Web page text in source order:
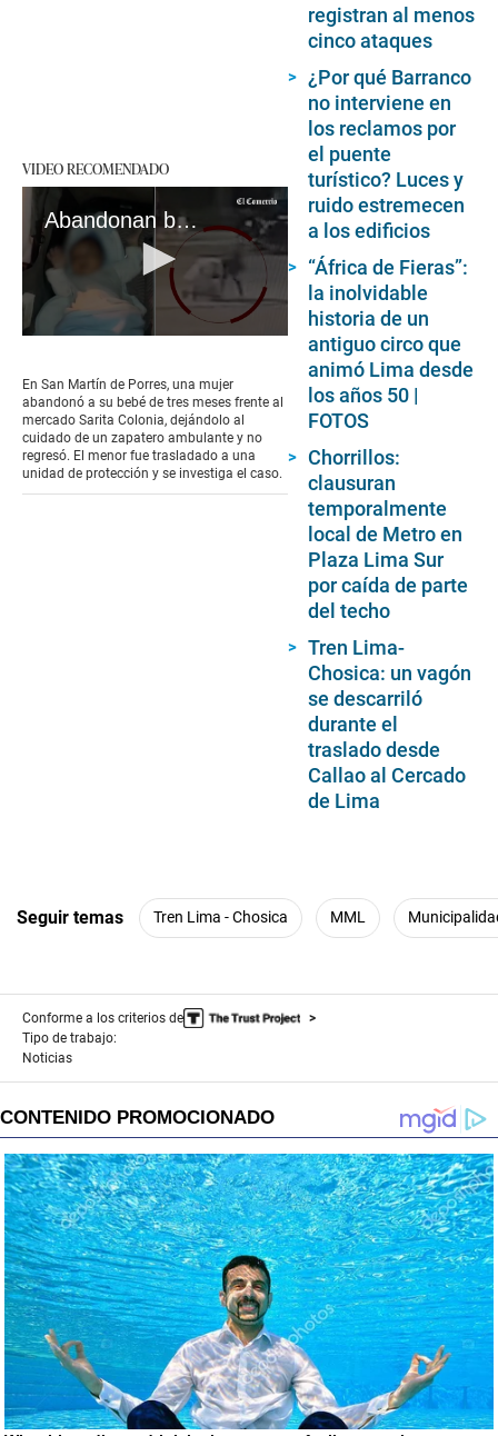
VIDEO RECOMENDADO
Abandonan bebé de tres meses frente al mercado Sarita Colonia en San Martín de Porres
of
1
minute,
45
seconds
En San Martín de Porres, una mujer
abandonó a su bebé de tres meses frente al
mercado Sarita Colonia, dejándolo al
cuidado de un zapatero ambulante y no
regresó. El menor fue trasladado a una
unidad de protección y se investiga el caso.
registran al menos
cinco ataques
¿Por qué Barranco
no interviene en
los reclamos por
el puente
turístico? Luces y
ruido estremecen
a los edificios
“África de Fieras”:
la inolvidable
historia de un
antiguo circo que
animó Lima desde
los años 50 |
FOTOS
Chorrillos:
clausuran
temporalmente
local de Metro en
Plaza Lima Sur
por caída de parte
del techo
Tren Lima-
Chosica: un vagón
se descarriló
durante el
traslado desde
Callao al Cercado
de Lima
Seguir temas Tren Lima - Chosica MML
Conforme a los criterios de
Tipo de trabajo:
Noticias